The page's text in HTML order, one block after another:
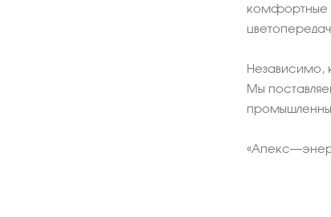
комфортные
Независимо,
Мы